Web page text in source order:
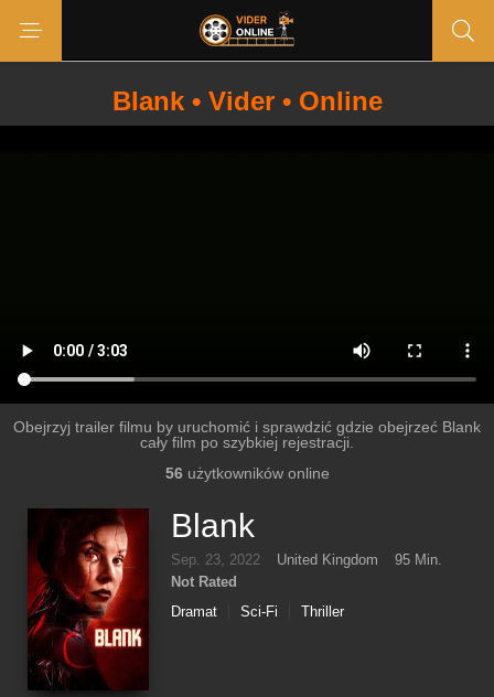
Blank • Vider • Online
Obejrzyj trailer filmu by uruchomić i sprawdzić gdzie obejrzeć Blank
cały film po szybkiej rejestracji.
56użytkowników online
Blank
Sep. 23, 2022 United Kingdom
95 Min.
Not Rated
Dramat
Sci-Fi Thriller